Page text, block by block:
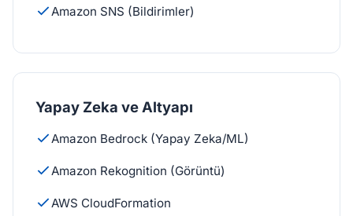
Amazon SNS (Bildirimler)
Yapay Zeka ve Altyapı
Amazon Bedrock (Yapay Zeka/ML)
Amazon Rekognition (Görüntü)
AWS CloudFormation